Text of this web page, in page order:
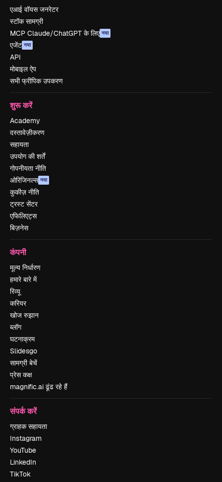
एआई वॉयस जनरेटर
स्टॉक सामग्री
MCP Claude/ChatGPT के लिए नया
एजेंट नया
API
मोबाइल ऐप
सभी फ्रीपिक उपकरण
शुरू करें
Academy
दस्तावेज़ीकरण
सहायता
उपयोग की शर्तें
गोपनीयता नीति
ओरिजिनल्स नया
कुकीज़ नीति
ट्रस्ट सेंटर
एफिलिएट्स
बिज़नेस
कंपनी
मूल्य निर्धारण
हमारे बारे में
रिव्यू
करियर
खोज रुझान
ब्लॉग
घटनाक्रम
Slidesgo
सामग्री बेचें
प्रेस कक्ष
magnific.ai ढूंढ रहे हैं
संपर्क करें
ग्राहक सहायता
Instagram
YouTube
LinkedIn
TikTok